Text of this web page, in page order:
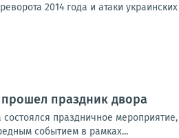
2014 года и атаки
прошел праздник двора
праздничное
событием в рамках...